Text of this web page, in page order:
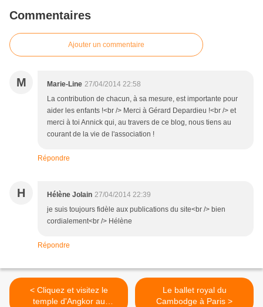
Commentaires
Ajouter un commentaire
M Marie-Line 27/04/2014 22:58
La contribution de chacun, à sa mesure, est importante pour
aider les enfants !<br /> Merci à Gérard Depardieu !<br /> et
merci à toi Annick qui, au travers de ce blog, nous tiens au
courant de la vie de l'association !
Répondre
H Hélène Jolain 27/04/2014 22:39
je suis toujours fidèle aux publications du site<br /> bien
cordialement<br /> Hélène
Répondre
< Cliquez et visitez le
temple d'Angkor au
Le ballet royal du
Cambodge à Paris >